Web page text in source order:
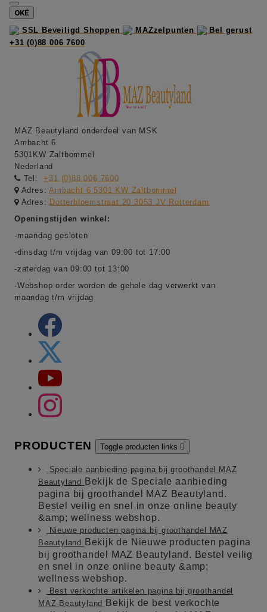
OKÉ
SSL Beveiligd Shoppen
MAZzelpunten
Bel gerust
+31 (0)88 006 7600
MAZ Beautyland onderdeel van MSK
Ambacht 6
5301KW Zaltbommel
Nederland
Tel:
+31 (0)88 006 7600
Adres:Ambacht 6 5301 KW Zaltbommel
Adres: Dotterbloemstraat 20 3053 JV Rotterdam
Openingstijden winkel:
-maandag gesloten
-dinsdag t/m vrijdag van 09:00 tot 17:00
-zaterdag van 09:00 tot 13:00
-Webshop order worden de gehele dag verwerkt van
maandag t/m vrijdag
PRODUCTEN Toggle producten links 
Speciale aanbieding pagina bij groothandel MAZ
Beautyland
Bekijk de Speciale aanbieding
pagina bij groothandel MAZ Beautyland.
Bestel veilig en snel in onze online beauty
&amp; wellness webshop.
Nieuwe producten pagina bij groothandel MAZ
Beautyland
Bekijk de Nieuwe producten pagina
bij groothandel MAZ Beautyland. Bestel veilig
en snel in onze online beauty &amp;
wellness webshop.
Best verkochte artikelen pagina bij groothandel
MAZ Beautyland
Bekijk de best verkochte